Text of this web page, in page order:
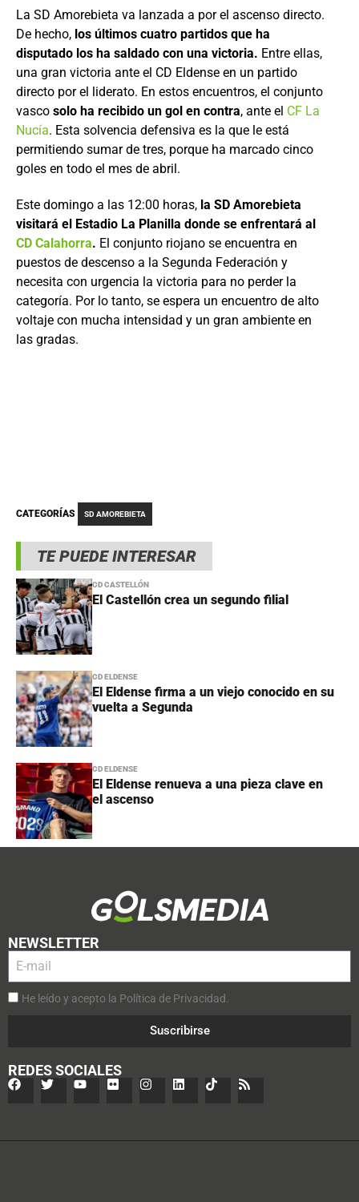
TE PUEDE INTERESAR
CD CASTELLÓN
El Castellón crea un segundo filial
CD ELDENSE
El Eldense firma a un viejo conocido en su
vuelta a Segunda
CD ELDENSE
El Eldense renueva a una pieza clave en
el ascenso
La SD Amorebieta va lanzada a por el ascenso directo.
De hecho, los últimos cuatro partidos que ha
disputado los ha saldado con una victoria. Entre ellas,
una gran victoria ante el CD Eldense en un partido
directo por el liderato. En estos encuentros, el conjunto
vasco solo ha recibido un gol en contra, ante el CF La
Nucía. Esta solvencia defensiva es la que le está
permitiendo sumar de tres, porque ha marcado cinco
goles en todo el mes de abril.
Este domingo a las 12:00 horas, la SD Amorebieta
visitará el Estadio La Planilla donde se enfrentará al
CD Calahorra. El conjunto riojano se encuentra en
puestos de descenso a la Segunda Federación y
necesita con urgencia la victoria para no perder la
categoría. Por lo tanto, se espera un encuentro de alto
voltaje con mucha intensidad y un gran ambiente en
las gradas.
CATEGORÍAS SD AMOREBIETA
NEWSLETTER
He leído y acepto la Política de Privacidad.
Suscribirse
REDES SOCIALES